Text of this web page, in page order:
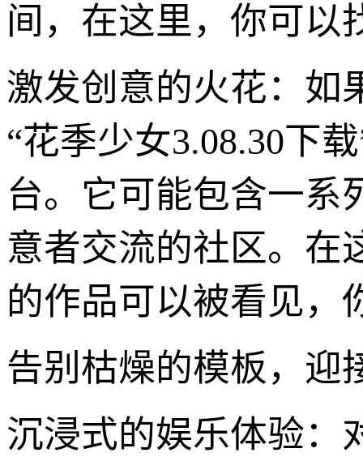
间，在这里，你可以
激发创意的火花：如
“花季少女3.08.30下
台。它可能包含一系
意者交流的社区。在
的作品可以被看见，
告别枯燥的模板，迎
沉浸式的娱乐体验：